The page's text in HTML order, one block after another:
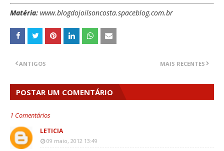
Matéria: www.blogdojoilsoncosta.spaceblog.com.br
MAIS RECENTES
ANTIGOS
POSTAR UM COMENTÁRIO
1 Comentários
LETICIA
09 maio, 2012 13:49